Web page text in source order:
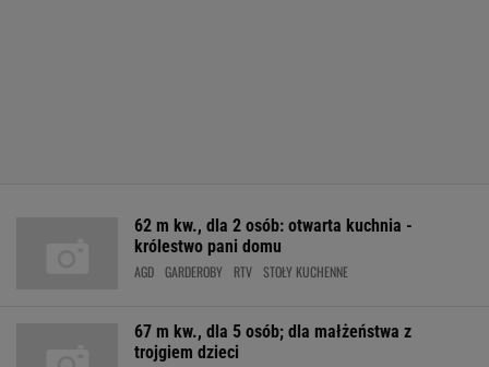
62 m kw., dla 2 osób: otwarta kuchnia -
królestwo pani domu
AGD GARDEROBY RTV STOŁY KUCHENNE
67 m kw., dla 5 osób; dla małżeństwa z
trojgiem dzieci